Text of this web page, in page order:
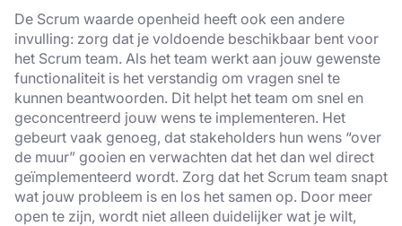
De Scrum waarde openheid heeft ook een andere
invulling: zorg dat je voldoende beschikbaar bent voor
het Scrum team. Als het team werkt aan jouw gewenste
functionaliteit is het verstandig om vragen snel te
kunnen beantwoorden. Dit helpt het team om snel en
geconcentreerd jouw wens te implementeren. Het
gebeurt vaak genoeg, dat stakeholders hun wens “over
de muur” gooien en verwachten dat het dan wel direct
geïmplementeerd wordt. Zorg dat het Scrum team snapt
wat jouw probleem is en los het samen op. Door meer
open te zijn, wordt niet alleen duidelijker wat je wilt,